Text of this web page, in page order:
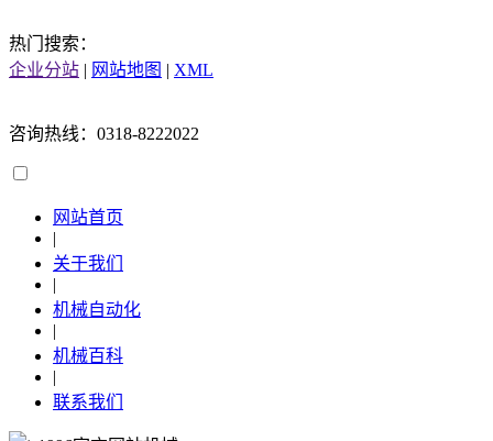
热门搜索：
企业分站 | 网站地图 | XML
咨询热线：0318-8222022
网站首页
|
关于我们
|
机械自动化
|
机械百科
|
联系我们